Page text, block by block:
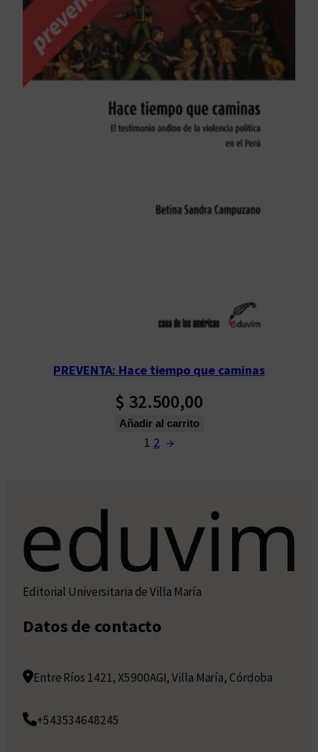
PREVENTA: Hace tiempo que caminas
$ 32.500,00
Añadir al carrito
1 2 →
Editorial Universitaria de Villa María
Datos de contacto
Entre Ríos 1421, X5900AGI, Villa María, Córdoba
+543534648245